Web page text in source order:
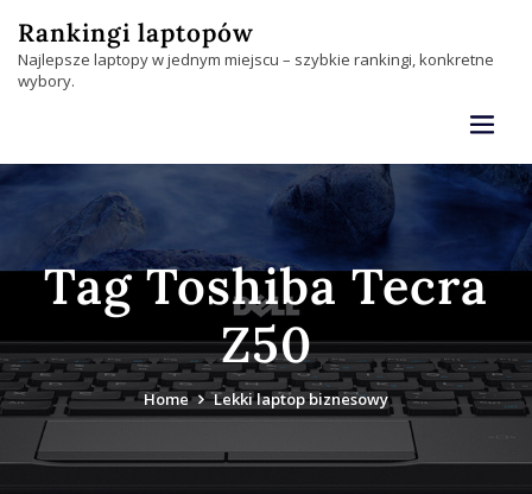
content
Rankingi laptopów
Najlepsze laptopy w jednym miejscu – szybkie rankingi, konkretne
wybory.
Tag Toshiba Tecra
Z50
Home Lekki laptop biznesowy